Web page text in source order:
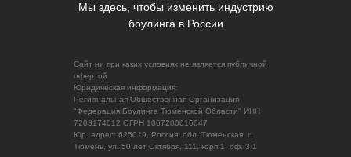
Сайт ни при каких условиях не является публичной
офертой
Юридическая информация:
Региональная Общественная Организация
"Федерация Боулинга Тюменской Области" ИНН
7203174012 ОГРН 1067200016047
Юр. адрес: 625019, Россия, обл. Тюменская, г.
Тюмень, ул. 50 лет Октября, 111, корп.1, оф. 3.1
Мы здесь, чтобы изменить индустрию
боулинга в России